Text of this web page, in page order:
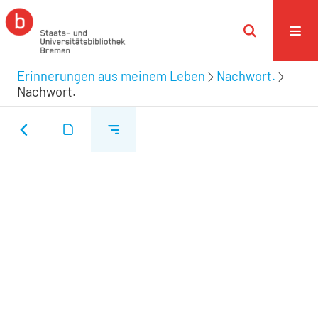
Erinnerungen aus meinem Leben
Nachwort.
Nachwort.